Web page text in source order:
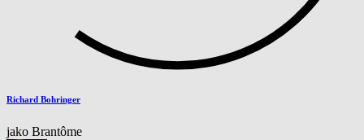
Richard Bohringer
jako Brantôme